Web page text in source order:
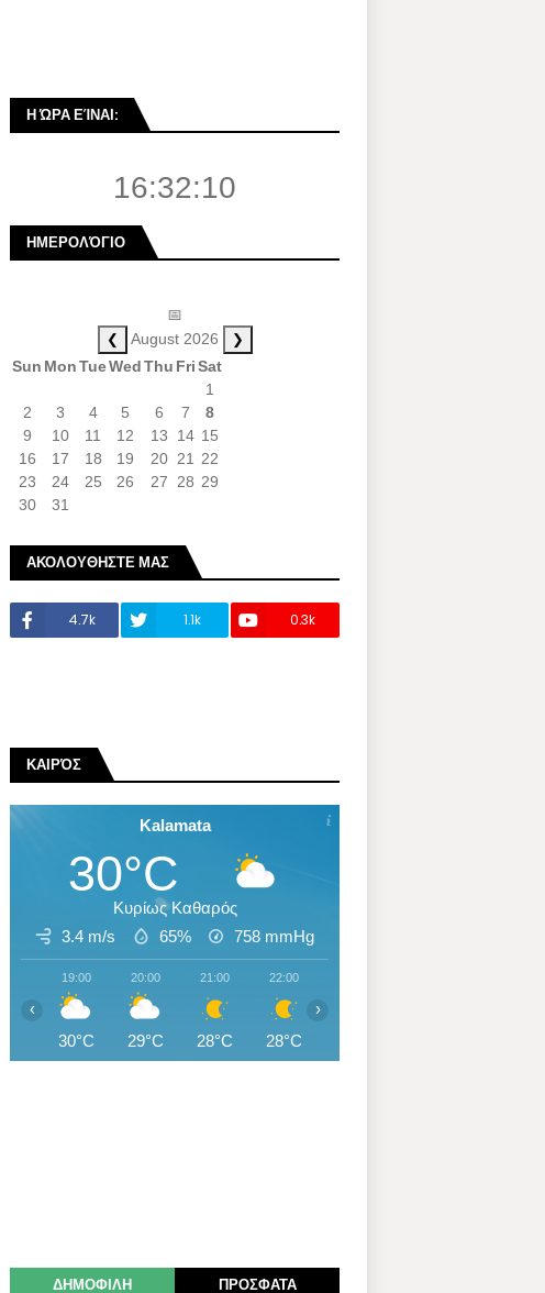
Η ΏΡΑ ΕΊΝΑΙ:
16:32:11
ΗΜΕΡΟΛΌΓΙΟ
📅
❮ August 2026 ❯
Sun MonTueWedThu FriSat
1
2
3 4 5 6 7
8
9
10 11 12 13 14 15
16
17 18 19 20 21
22
23
24 25 26 27 28 29
30
31
ΑΚΟΛΟΥΘΗΣΤΕ ΜΑΣ
4.7k 1.1k 0.3k
ΚΑΙΡΌΣ
Kalamata
30°C
Κυρίως Καθαρός
3.4 m/s
65% 758 mmHg
19:00
30°C
20:00
29°C
21:00
28°C
22:00
28°C
‹ ›
ΔΗΜΟΦΙΛΗ ΠΡΟΣΦΑΤΑ